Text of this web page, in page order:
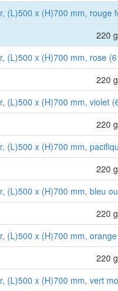
(L)500 x (H)700 mm, rouge
220
(L)500 x (H)700 mm, rose
220
(L)500 x (H)700 mm, violet
220
(L)500 x (H)700 mm,
220
(L)500 x (H)700 mm, bleu
220
(L)500 x (H)700 mm,
220
(L)500 x (H)700 mm, vert